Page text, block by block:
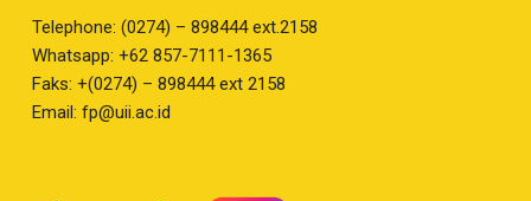
Telephone: (0274) – 898444 ext.2158
Whatsapp: +62 857-7111-1365
Faks: +(0274) – 898444 ext 2158
Email: fp@uii.ac.id